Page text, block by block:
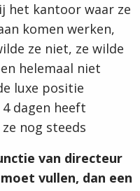
het kantoor waar ze
komen werken,
ze niet, ze wilde
helemaal niet
luxe positie
dagen heeft
nog steeds
van directeur
vullen, dan een